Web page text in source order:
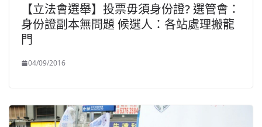
【立法會選舉】投票毋須身份證? 選管會：
身份證副本無問題 候選人：各站處理搬龍
門
04/09/2016